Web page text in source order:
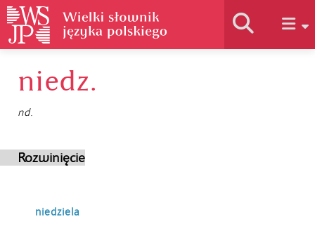
niedz.
nd.
Rozwinięcie
niedziela